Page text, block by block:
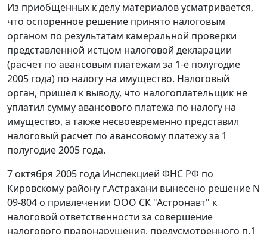
Из приобщенных к делу материалов усматривается,
что оспоренное решение принято налоговым
органом по результатам камеральной проверки
представленной истцом налоговой декларации
(расчет по авансовым платежам за 1-е полугодие
2005 года) по налогу на имущество. Налоговый
орган, пришел к выводу, что налогоплательщик не
уплатил сумму авансового платежа по налогу на
имущество, а также несвоевременно представил
налоговый расчет по авансовому платежу за 1
полугодие 2005 года.
7 октября 2005 года Инспекцией ФНС РФ по
Кировскому району г.Астрахани вынесено решение N
09-804 о привлечении ООО СК "Астронавт" к
налоговой ответственности за совершение
налогового правонарушения, предусмотренного п.1